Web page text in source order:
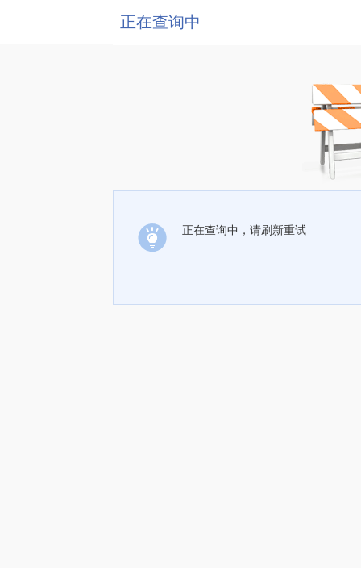
正在查询中
正在查询中，请刷新重试